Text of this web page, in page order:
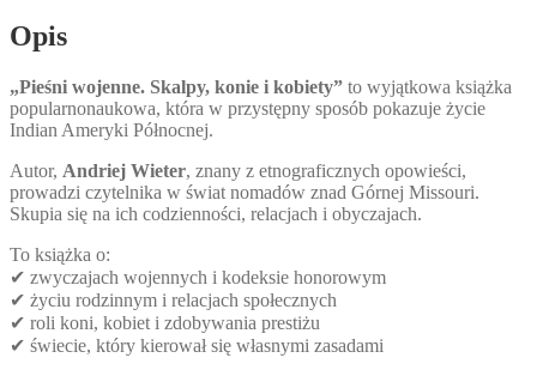
Opis
„Pieśni wojenne. Skalpy, konie i kobiety” to wyjątkowa książka
popularnonaukowa, która w przystępny sposób pokazuje życie
Indian Ameryki Północnej.
Autor, Andriej Wieter, znany z etnograficznych opowieści,
prowadzi czytelnika w świat nomadów znad Górnej Missouri.
Skupia się na ich codzienności, relacjach i obyczajach.
To książka o:
✔ zwyczajach wojennych i kodeksie honorowym
✔ życiu rodzinnym i relacjach społecznych
✔ roli koni, kobiet i zdobywania prestiżu
✔ świecie, który kierował się własnymi zasadami